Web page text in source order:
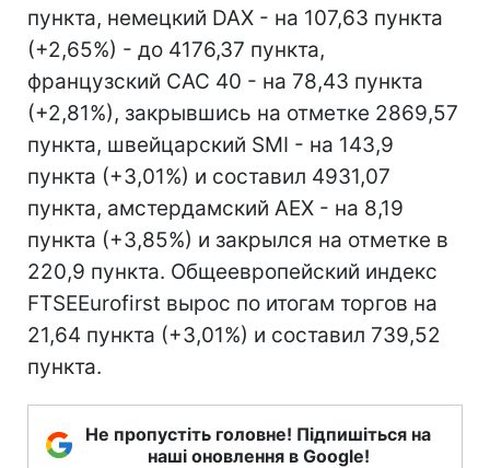
пункта, немецкий DAX - на 107,63 пункта
(+2,65%) - до 4176,37 пункта,
французский CAC 40 - на 78,43 пункта
(+2,81%), закрывшись на отметке 2869,57
пункта, швейцарский SMI - на 143,9
пункта (+3,01%) и составил 4931,07
пункта, амстердамский AEX - на 8,19
пункта (+3,85%) и закрылся на отметке в
220,9 пункта. Общеевропейский индекс
FTSEEurofirst вырос по итогам торгов на
21,64 пункта (+3,01%) и составил 739,52
пункта.
Не пропустіть головне! Підпишіться на
наші оновлення в Google!